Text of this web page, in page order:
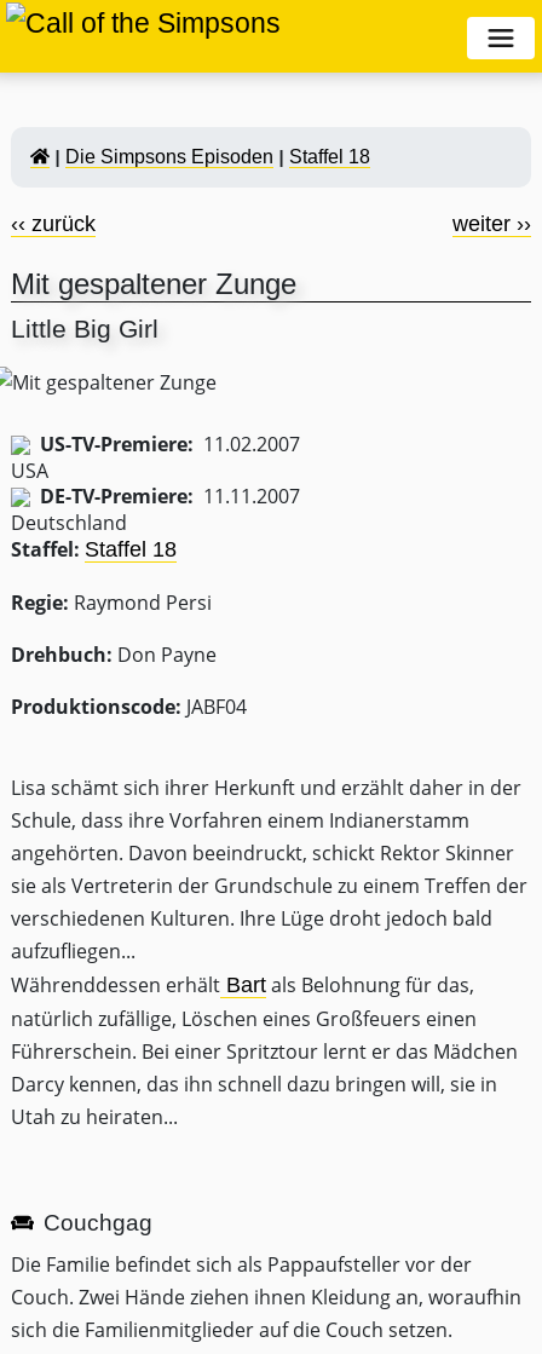
Die Simpsons Episoden Staffel 18
‹‹ zurück weiter ››
Mit gespaltener Zunge
Little Big Girl
US-TV-Premiere: 11.02.2007
DE-TV-Premiere: 11.11.2007
Staffel: Staffel 18
Regie: Raymond Persi
Drehbuch: Don Payne
Produktionscode: JABF04
Lisa schämt sich ihrer Herkunft und erzählt daher in der
Schule, dass ihre Vorfahren einem Indianerstamm
angehörten. Davon beeindruckt, schickt Rektor Skinner
sie als Vertreterin der Grundschule zu einem Treffen der
verschiedenen Kulturen. Ihre Lüge droht jedoch bald
aufzufliegen...
Währenddessen erhält Bart als Belohnung für das,
natürlich zufällige, Löschen eines Großfeuers einen
Führerschein. Bei einer Spritztour lernt er das Mädchen
Darcy kennen, das ihn schnell dazu bringen will, sie in
Utah zu heiraten...
Couchgag
Die Familie befindet sich als Pappaufsteller vor der
Couch. Zwei Hände ziehen ihnen Kleidung an, woraufhin
sich die Familienmitglieder auf die Couch setzen.